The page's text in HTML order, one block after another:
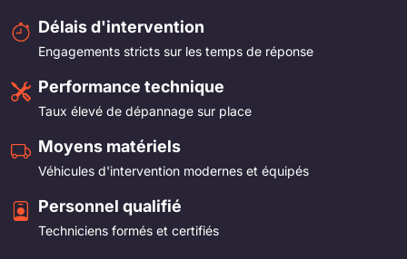
Délais d'intervention
Engagements stricts sur les temps de réponse
Performance technique
Taux élevé de dépannage sur place
Moyens matériels
Véhicules d'intervention modernes et équipés
Personnel qualifié
Techniciens formés et certifiés